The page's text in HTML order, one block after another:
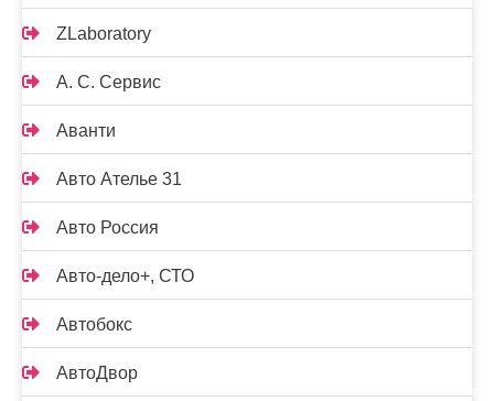
ZLaboratory
А. С. Сервис
Аванти
Авто Ателье 31
Авто Россия
Авто-дело+, СТО
Автобокс
АвтоДвор